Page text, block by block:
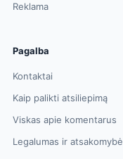
Reklama
Pagalba
Kontaktai
Kaip palikti atsiliepimą
Viskas apie komentarus
Legalumas ir atsakomybė